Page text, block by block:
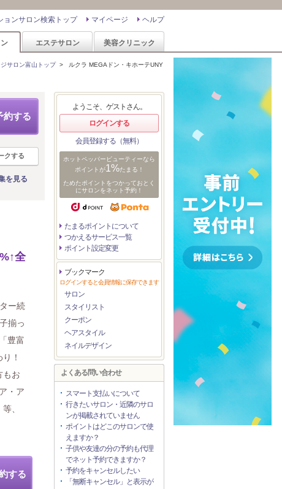
ヘルプ
マイページ
ョンサロン検索トップ
エステサロン 美容クリニック
サロン富山トップ> ルクラ MEGAドン・キホーテUNY
約する
クする
を見る
全
ー続
揃っ
豊富
！
もお
・ア
、
する
ようこそ、ゲストさん。
ログインする
会員登録する（無料）
ホットペッパービューティーなら
ポイントが1%たまる！
ためたポイントをつかっておとく
にサロンをネット予約！
たまるポイントについて
つかえるサービス一覧
ポイント設定変更
ブックマーク
ログインすると会員情報に保存できます
サロン
スタイリスト
クーポン
ヘアスタイル
ネイルデザイン
よくある問い合わせ
スマート支払いについて
行きたいサロン・近隣のサロ
ンが掲載されていません
ポイントはどこのサロンで使
えますか？
子供や友達の分の予約も代理
でネット予約できますか？
予約をキャンセルしたい
「無断キャンセル」と表示が